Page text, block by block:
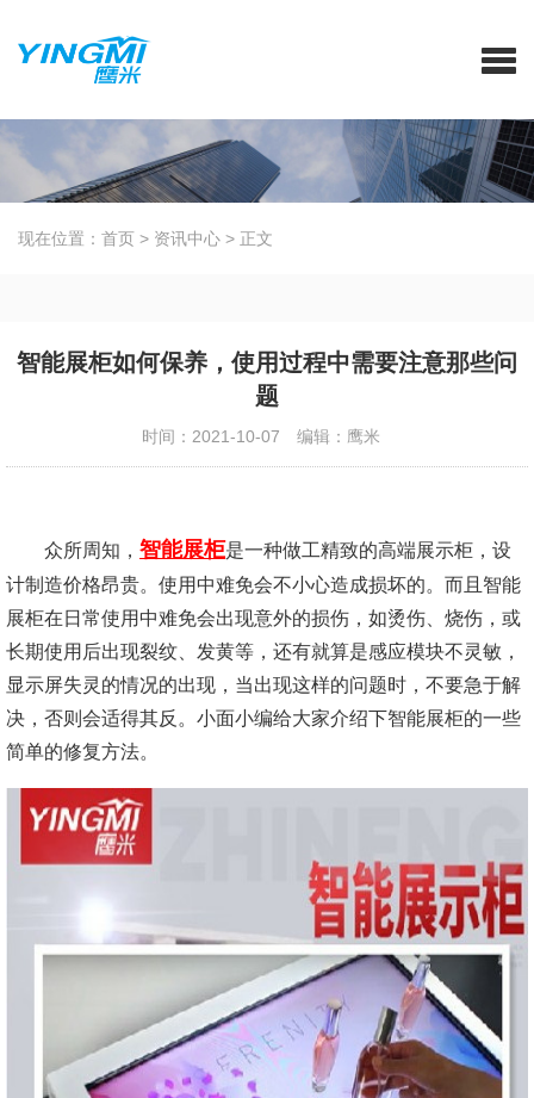
现在位置： 首页 > 资讯中心 > 正文
智能展柜如何保养，使用过程中需要注意那些问
题
时间：2021-10-07 编辑：鹰米
众所周知， 智能展柜是一种做工精致的高端展示柜，设
计制造价格昂贵。使用中难免会不小心造成损坏的。而且智能
展柜在日常使用中难免会出现意外的损伤，如烫伤、烧伤，或
长期使用后出现裂纹、发黄等，还有就算是感应模块不灵敏，
显示屏失灵的情况的出现，当出现这样的问题时，不要急于解
决，否则会适得其反。小面小编给大家介绍下智能展柜的一些
简单的修复方法。